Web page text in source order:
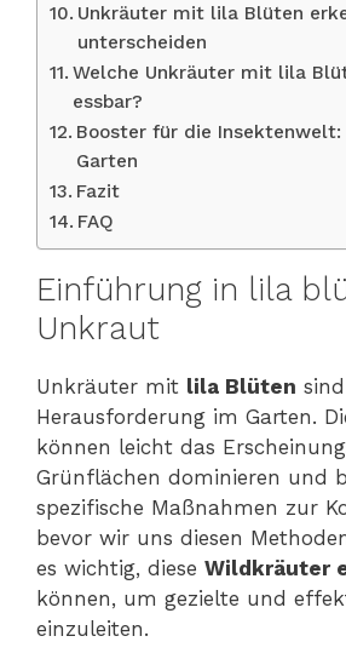
Unkräuter mit lila Blüten
unterscheiden
Welche Unkräuter mit lila
essbar?
Booster für die
Garten
Fazit
FAQ
Einführung in lila
Unkraut
Unkräuter mit lila Blüten
Herausforderung im Garten.
können leicht das
Grünflächen dominieren und
spezifische Maßnahmen zur
bevor wir uns diesen
es wichtig, diese Wildkräuter
können, um gezielte und
einzuleiten.